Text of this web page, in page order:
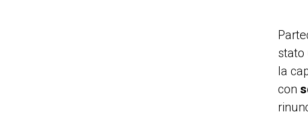
stato
la
con